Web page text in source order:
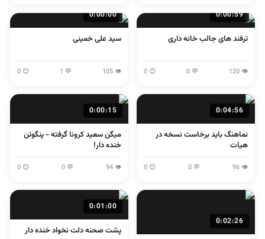
0:00:59
ترفند های جالب خانه داری
👁 120
💬 0
😊 0
0:00:00
سید علی خمینی
👁 105
💬 1
😊 0
0:04:56
نماهنگ باید برخاست نسخه در
هیات
👁 96
💬 0
😊 0
0:00:15
میگن سعید کرونا گرفته - پنگوئن
خنده دار!
👁 94
💬 0
😊 0
0:02:26
0:01:00
پشت صحنه دلت نخواد خنده دار